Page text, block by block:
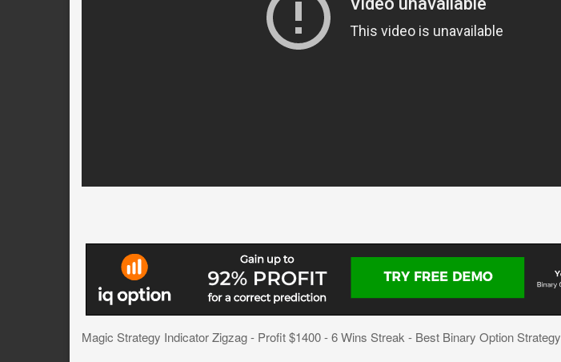
Magic Strategy Indicator Zigzag - Profit $1400 - 6 Wins Streak - Best Binary Option Strategy